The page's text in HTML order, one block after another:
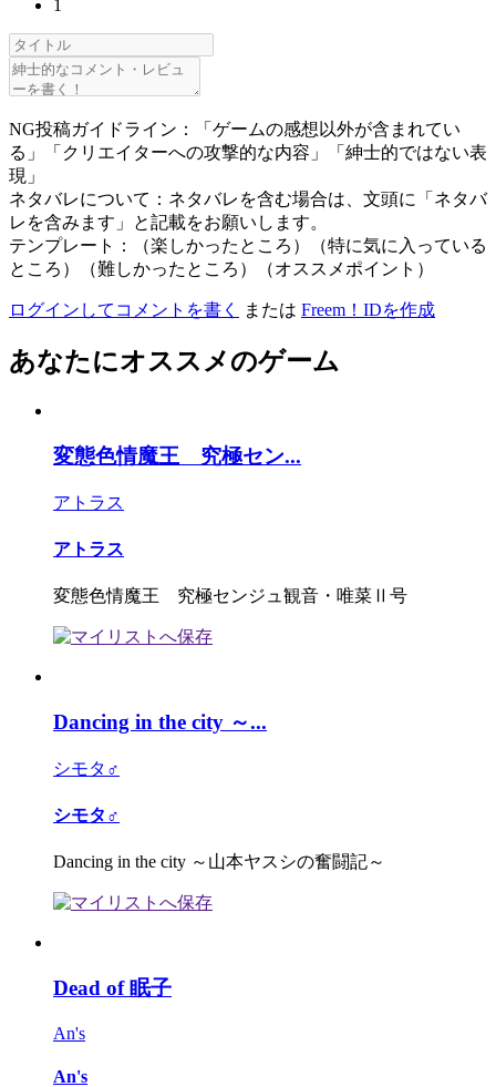
1
NG投稿ガイドライン：「ゲームの感想以外が含まれてい
る」「クリエイターへの攻撃的な内容」「紳士的ではない表
現」
ネタバレについて：ネタバレを含む場合は、文頭に「ネタバ
レを含みます」と記載をお願いします。
テンプレート：（楽しかったところ）（特に気に入っている
ところ）（難しかったところ）（オススメポイント）
ログインしてコメントを書く または Freem！IDを作成
あなたにオススメのゲーム
変態色情魔王 究極セン...
アトラス
アトラス
変態色情魔王 究極センジュ観音・唯菜Ⅱ号
Dancing in the city ～...
シモタ♂
シモタ♂
Dancing in the city ～山本ヤスシの奮闘記～
Dead of 眠子
An's
An's